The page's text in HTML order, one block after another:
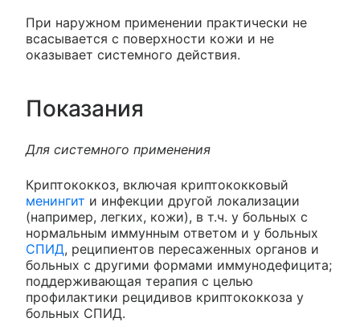
При наружном применении практически не
всасывается с поверхности кожи и не
оказывает системного действия.
Показания
Для системного применения
Криптококкоз, включая криптококковый
менингит и инфекции другой локализации
(например, легких, кожи), в т.ч. у больных с
нормальным иммунным ответом и у больных
СПИД, реципиентов пересаженных органов и
больных с другими формами иммунодефицита;
поддерживающая терапия с целью
профилактики рецидивов криптококкоза у
больных СПИД.